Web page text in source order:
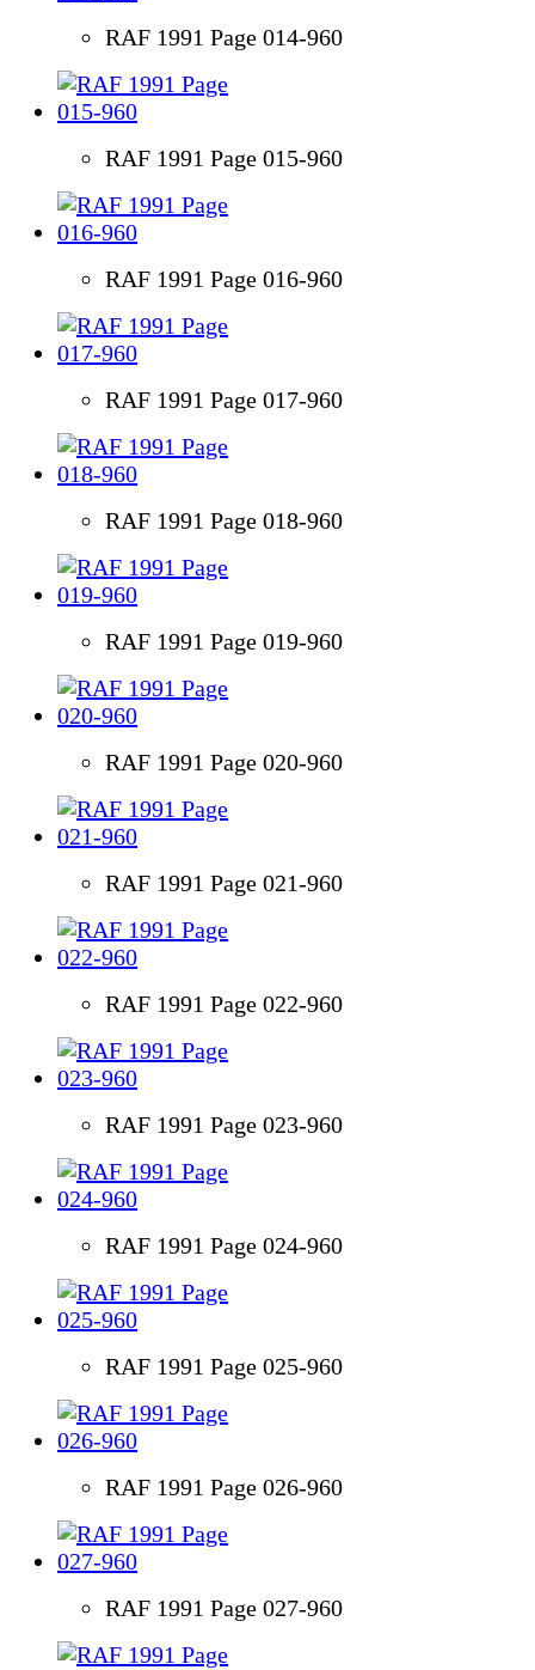
RAF 1991 Page 014-960
RAF 1991 Page 015-960
RAF 1991 Page 016-960
RAF 1991 Page 017-960
RAF 1991 Page 018-960
RAF 1991 Page 019-960
RAF 1991 Page 020-960
RAF 1991 Page 021-960
RAF 1991 Page 022-960
RAF 1991 Page 023-960
RAF 1991 Page 024-960
RAF 1991 Page 025-960
RAF 1991 Page 026-960
RAF 1991 Page 027-960